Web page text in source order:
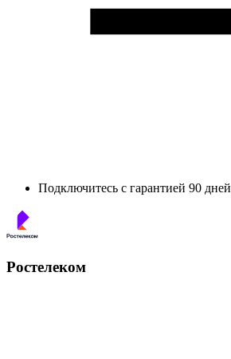
Подключитесь с гарантией 90 дней
Ростелеком